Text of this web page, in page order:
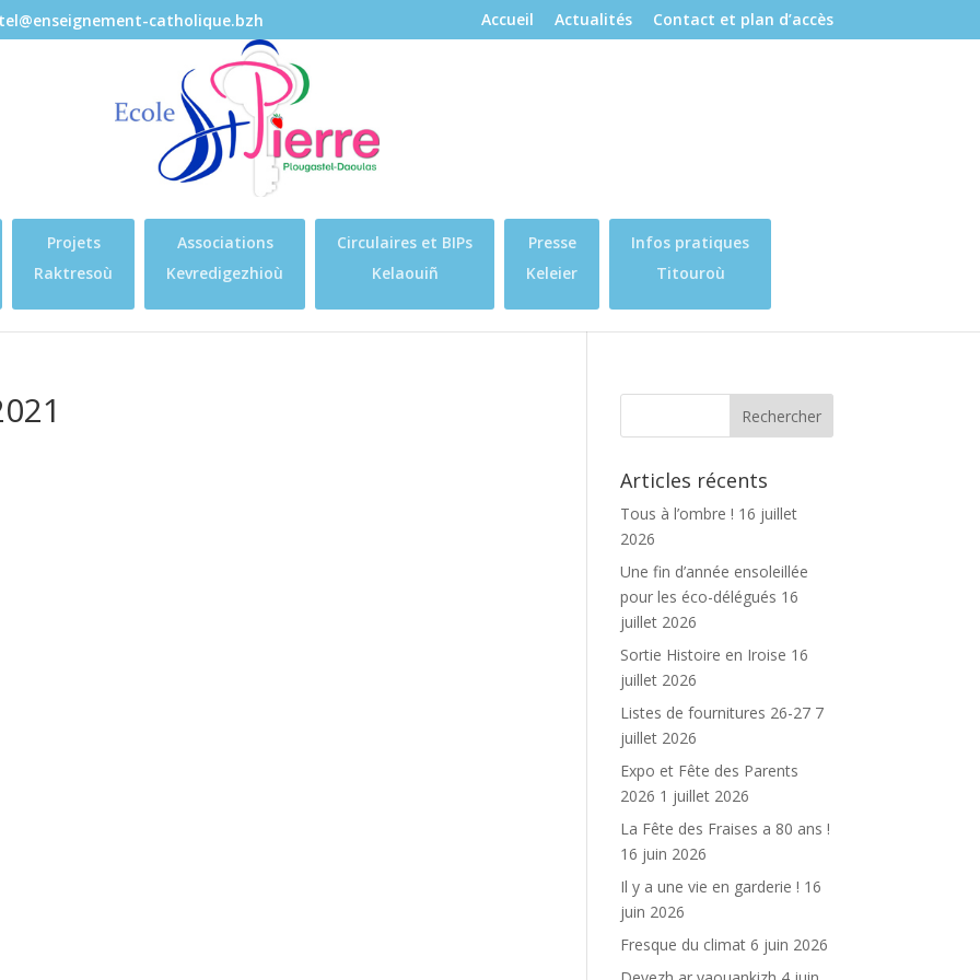
catholique.bzh Accueil Actualités Contact et plan d’accès
Projets
Raktresoù
Associations
Kevredigezhioù
Circulaires et BIPs
Kelaouiñ
Presse
Keleier
Infos pratiques
Titouroù
Articles récents
Tous à l’ombre ! 16 juillet
2026
Une fin d’année ensoleillée
pour les éco-délégués 16
juillet 2026
Sortie Histoire en Iroise 16
juillet 2026
Listes de fournitures 26-27 7
juillet 2026
Expo et Fête des Parents
2026 1 juillet 2026
La Fête des Fraises a 80 ans !
16 juin 2026
Il y a une vie en garderie ! 16
juin 2026
Fresque du climat 6 juin 2026